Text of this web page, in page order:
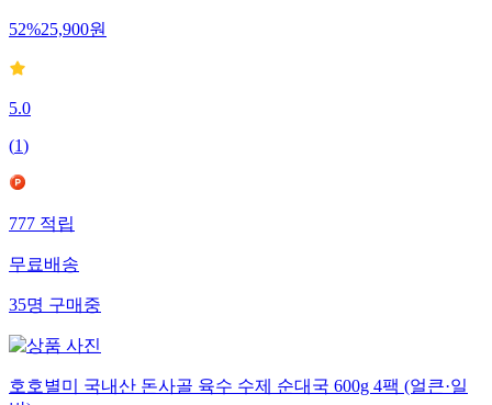
52%25,900원
5.0
(1)
777적립
무료배송
35명구매중
호호별미 국내산 돈사골 육수 수제 순대국 600g 4팩 (얼큰·일